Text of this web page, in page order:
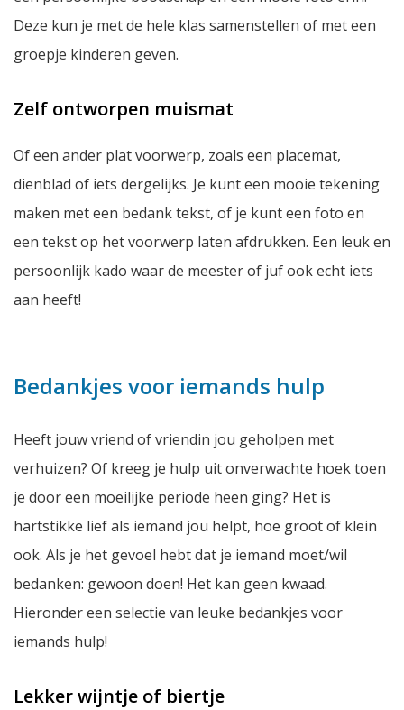
Deze kun je met de hele klas samenstellen of met een
groepje kinderen geven.
Zelf ontworpen muismat
Of een ander plat voorwerp, zoals een placemat,
dienblad of iets dergelijks. Je kunt een mooie tekening
maken met een bedank tekst, of je kunt een foto en
een tekst op het voorwerp laten afdrukken. Een leuk en
persoonlijk kado waar de meester of juf ook echt iets
aan heeft!
Bedankjes voor iemands hulp
Heeft jouw vriend of vriendin jou geholpen met
verhuizen? Of kreeg je hulp uit onverwachte hoek toen
je door een moeilijke periode heen ging? Het is
hartstikke lief als iemand jou helpt, hoe groot of klein
ook. Als je het gevoel hebt dat je iemand moet/wil
bedanken: gewoon doen! Het kan geen kwaad.
Hieronder een selectie van leuke bedankjes voor
iemands hulp!
Lekker wijntje of biertje